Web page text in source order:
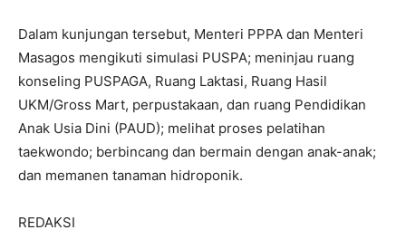
Dalam kunjungan tersebut, Menteri PPPA dan Menteri
Masagos mengikuti simulasi PUSPA; meninjau ruang
konseling PUSPAGA, Ruang Laktasi, Ruang Hasil
UKM/Gross Mart, perpustakaan, dan ruang Pendidikan
Anak Usia Dini (PAUD); melihat proses pelatihan
taekwondo; berbincang dan bermain dengan anak-anak;
dan memanen tanaman hidroponik.
REDAKSI